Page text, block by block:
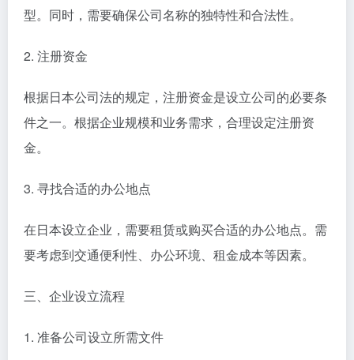
型。同时，需要确保公司名称的独特性和合法性。
2. 注册资金
根据日本公司法的规定，注册资金是设立公司的必要条
件之一。根据企业规模和业务需求，合理设定注册资
金。
3. 寻找合适的办公地点
在日本设立企业，需要租赁或购买合适的办公地点。需
要考虑到交通便利性、办公环境、租金成本等因素。
三、企业设立流程
1. 准备公司设立所需文件